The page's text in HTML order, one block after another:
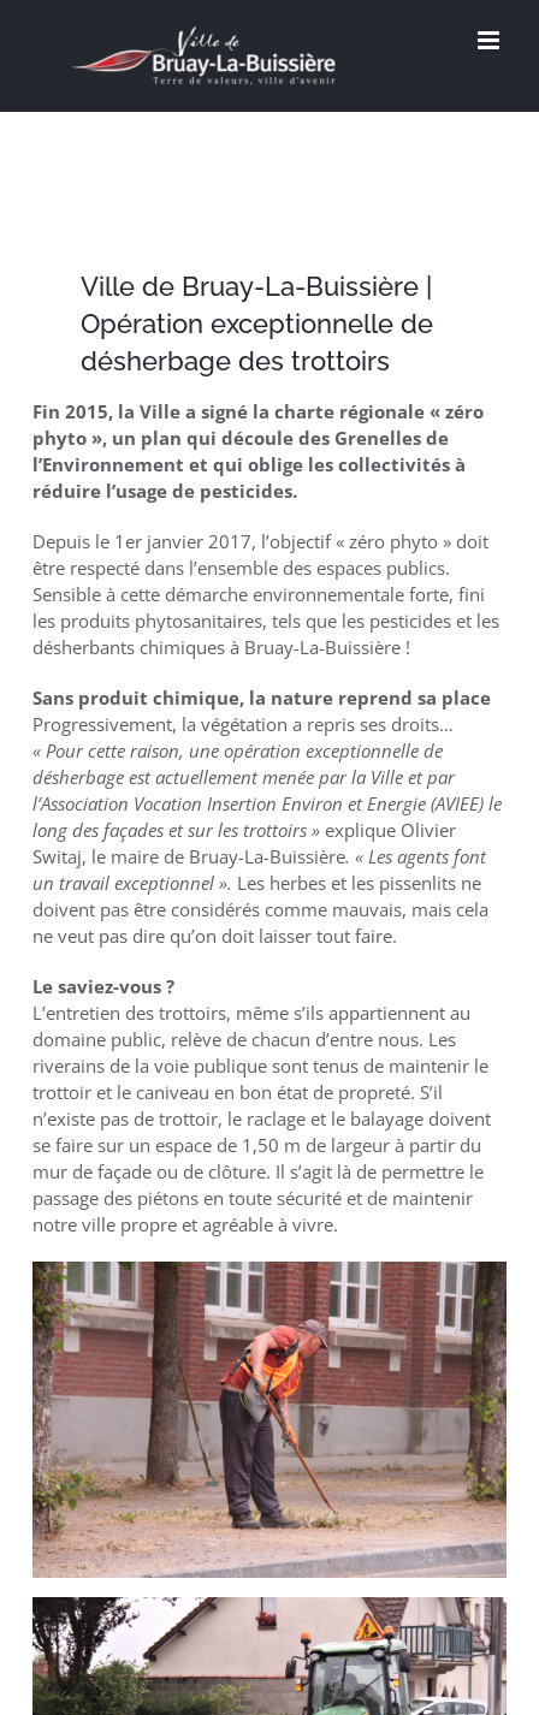
Ville de Bruay-La-Buissière |
Opération exceptionnelle de
désherbage des trottoirs
Fin 2015, la Ville a signé la charte régionale « zéro
phyto », un plan qui découle des Grenelles de
l’Environnement et qui oblige les collectivités à
réduire l’usage de pesticides.
Depuis le 1er janvier 2017, l’objectif « zéro phyto » doit
être respecté dans l’ensemble des espaces publics.
Sensible à cette démarche environnementale forte, fini
les produits phytosanitaires, tels que les pesticides et les
désherbants chimiques à Bruay-La-Buissière !
Sans produit chimique, la nature reprend sa place
Progressivement, la végétation a repris ses droits…
« Pour cette raison, une opération exceptionnelle de
désherbage est actuellement menée par la Ville et par
l’Association Vocation Insertion Environ et Energie (AVIEE) le
long des façades et sur les trottoirs »explique Olivier
Switaj, le maire de Bruay-La-Buissière. « Les agents font
un travail exceptionnel ». Les herbes et les pissenlits ne
doivent pas être considérés comme mauvais, mais cela
ne veut pas dire qu’on doit laisser tout faire.
Le saviez-vous ?
L’entretien des trottoirs, même s’ils appartiennent au
domaine public, relève de chacun d’entre nous. Les
riverains de la voie publique sont tenus de maintenir le
trottoir et le caniveau en bon état de propreté. S’il
n’existe pas de trottoir, le raclage et le balayage doivent
se faire sur un espace de 1,50 m de largeur à partir du
mur de façade ou de clôture. Il s’agit là de permettre le
passage des piétons en toute sécurité et de maintenir
notre ville propre et agréable à vivre.